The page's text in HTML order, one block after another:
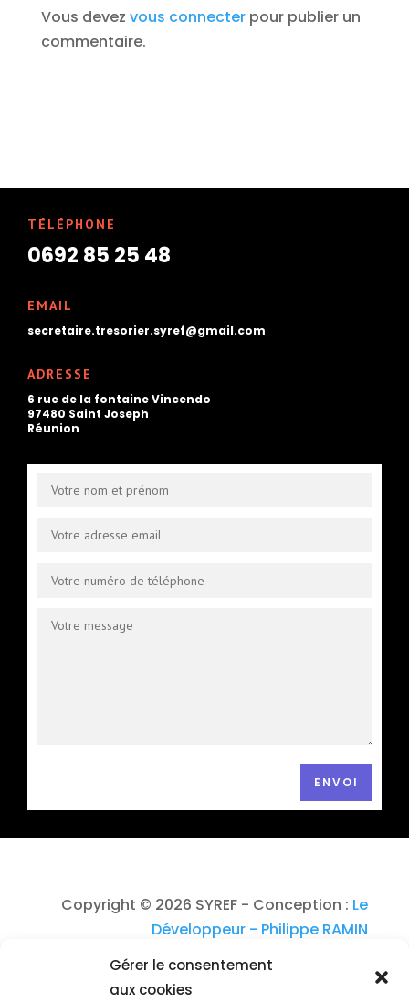
Gérer le consentement
aux cookies
Vous devez vous connecterpour publier un
commentaire.
TÉLÉPHONE
0692 85 25 48
EMAIL
secretaire.tresorier.syref@gmail.com
ADRESSE
6 rue de la fontaine Vincendo
97480 Saint Joseph
Réunion
ENVOI
Copyright © 2026 SYREF - Conception : Le
Développeur - Philippe RAMIN